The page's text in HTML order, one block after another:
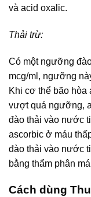
và acid oxalic.
Thải trừ:
Có một ngưỡng
mcg/ml, ngưỡng
Khi cơ thể bão hòa
vượt quá ngưỡng,
đào thải vào nước
ascorbic ở máu
đào thải vào nước
bằng thẩm phân
Cách dùng